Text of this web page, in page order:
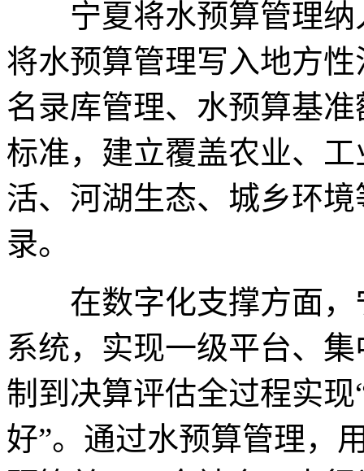
宁夏将水预算管理纳
将水预算管理写入地方
名录库管理、水预算基
标准，建立覆盖农业、
活、河湖生态、城乡环
录。
在数字化支撑方面，
系统，实现一级平台、
制到决算评估全过程实
好”。通过水预算管理，